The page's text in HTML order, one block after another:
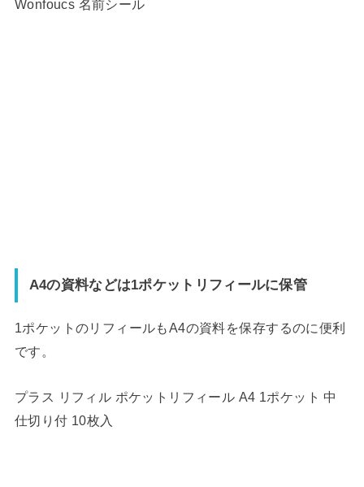
Wonfoucs 名前シール
A4の資料などは1ポケットリフィールに保管
1ポケットのリフィールもA4の資料を保存するのに便利
です。
プラス リフィル ポケットリフィール A4 1ポケット 中
仕切り付 10枚入